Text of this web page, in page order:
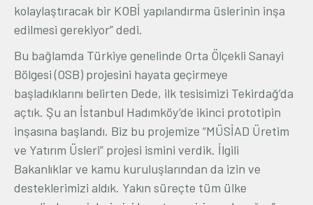
kolaylaştıracak bir KOBİ yapılandırma üslerinin inşa
edilmesi gerekiyor” dedi.
Bu bağlamda Türkiye genelinde Orta Ölçekli Sanayi
Bölgesi (OSB) projesini hayata geçirmeye
başladıklarını belirten Dede, ilk tesisimizi Tekirdağ’da
açtık. Şu an İstanbul Hadımköy’de ikinci prototipin
inşasına başlandı. Biz bu projemize “MÜSİAD Üretim
ve Yatırım Üsleri” projesi ismini verdik. İlgili
Bakanlıklar ve kamu kuruluşlarından da izin ve
desteklerimizi aldık. Yakın süreçte tüm ülke